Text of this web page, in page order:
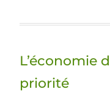
t
e
k
k
n
d
s
g
L’économie
priorité